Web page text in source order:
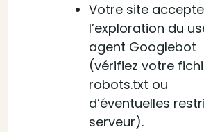
Votre site accepte
l’exploration du
agent Googlebot
(vérifiez votre
robots.txt ou
d’éventuelles
serveur).